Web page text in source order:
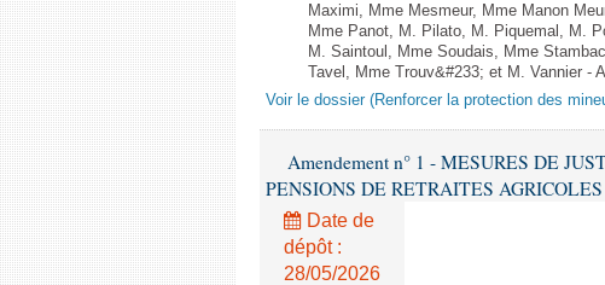
Maximi, Mme Mesmeur, Mme Manon
Mme Panot, M. Pilato, M. Piquemal, M.
M. Saintoul, Mme Soudais, Mme
Tavel, Mme Trouv&#233; et M. Vannier -
Voir le dossier (Renforcer la protection des
Amendement n° 1 - MESURES DE
PENSIONS DE RETRAITES AGRICOLES
Date de
dépôt :
28/05/2026